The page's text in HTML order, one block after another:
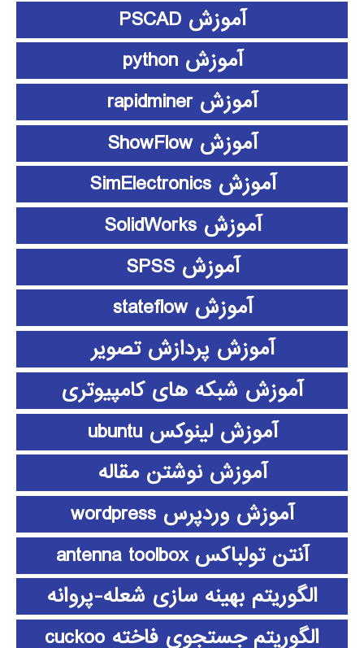
آموزش PSCAD
آموزش python
آموزش rapidminer
آموزش ShowFlow
آموزش SimElectronics
آموزش SolidWorks
آموزش SPSS
آموزش stateflow
آموزش پردازش تصویر
آموزش شبکه های کامپیوتری
آموزش لینوکس ubuntu
آموزش نوشتن مقاله
آموزش وردپرس wordpress
آنتن تولباکس antenna toolbox
الگوریتم بهینه سازی شعله-پروانه
الگوریتم جستجوی فاخته cuckoo